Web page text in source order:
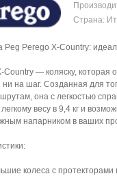
Страна:
Peg Perego X-Country:
— коляску, которая
ни на шаг. Созданная для
она с легкостью
весу в 9,4 кг и
напарником в ваших
колеса с